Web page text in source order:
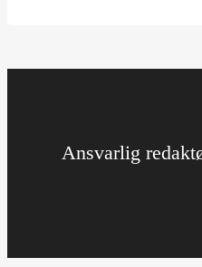
Ansvarlig